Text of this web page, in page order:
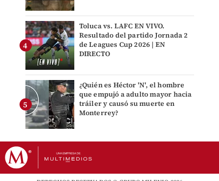
Toluca vs. LAFC EN VIVO.
Resultado del partido Jornada 2
de Leagues Cup 2026 | EN
DIRECTO
¿Quién es Héctor 'N', el hombre
que empujó a adulto mayor hacia
tráiler y causó su muerte en
Monterrey?